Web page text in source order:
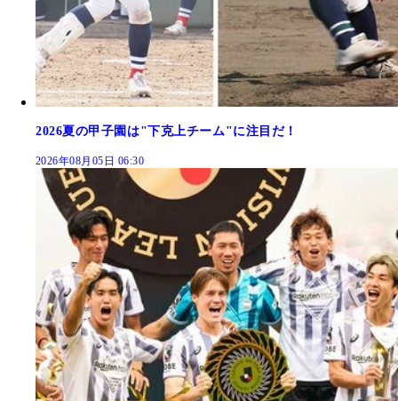
2026夏の甲子園は"下克上チーム"に注目だ！
2026年08月05日 06:30